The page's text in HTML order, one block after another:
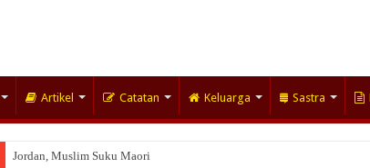
Artikel Catatan Keluarga Sastra
Jordan, Muslim Suku Maori
Wakaf Emas Muktamar